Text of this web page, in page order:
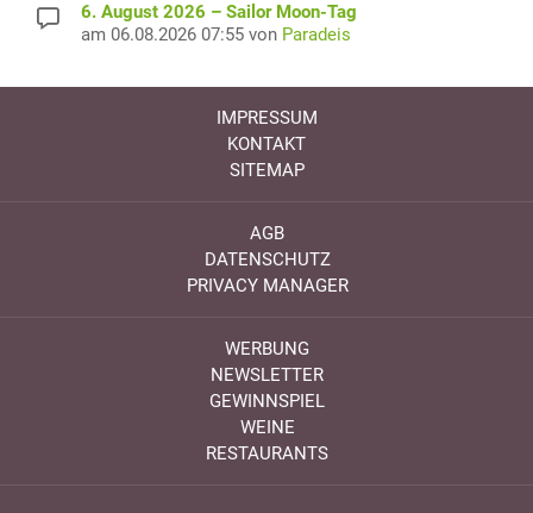
6. August 2026 – Sailor Moon-Tag
am 06.08.2026 07:55 von Paradeis
IMPRESSUM
KONTAKT
SITEMAP
AGB
DATENSCHUTZ
PRIVACY MANAGER
WERBUNG
NEWSLETTER
GEWINNSPIEL
WEINE
RESTAURANTS